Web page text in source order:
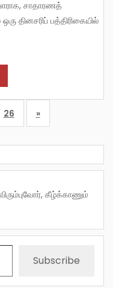
சாதாரணத்
தினசரிப் பத்திரிகையில்
26 »
Subscribe